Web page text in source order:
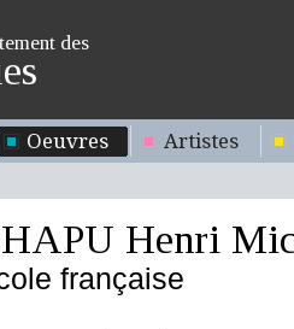
des
Oeuvres Artistes
Henri
française